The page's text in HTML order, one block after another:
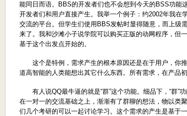
能同日而语。BBS的开发者们也不会想到今天的BSS功能
开发者们和用户直接产生。我举一个例子：约2002年我
交流的平台。但学生们使用BBS发帖时显得随意，而上级
来了。我和沙滩小子说学院可以购买正版的动网程序，但
基于这个出发点开始的。
这个是特例，需求产生的根本原因还是在于用户，你
道高智能的人类能想出其它什么东西。所有需求，在产品
有人说QQ最牛逼的就是“群”这个功能。细品下，“群”
在一对一的交流基础之上，渐渐有了群聊的想法，物以类
们几个考研的可以一起讨论学习。这个需求的产生是基于